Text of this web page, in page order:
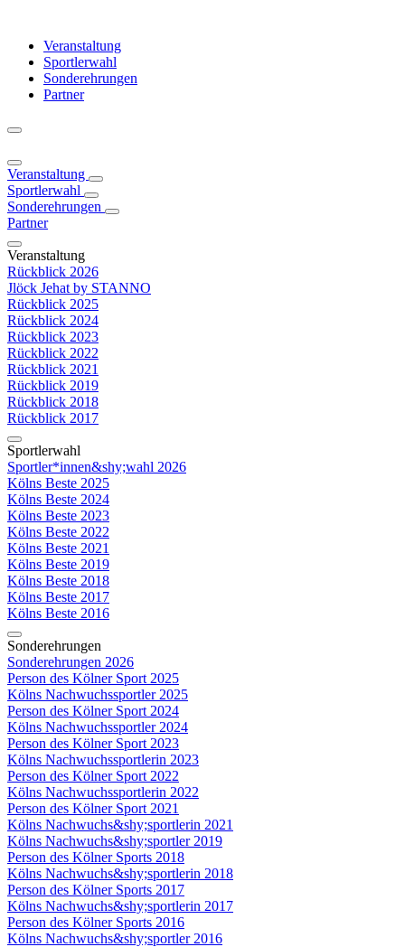
Veranstaltung
Sportlerwahl
Sonderehrungen
Partner
Veranstaltung
Sportlerwahl
Sonderehrungen
Partner
Veranstaltung
Rückblick 2026
Jlöck Jehat by STANNO
Rückblick 2025
Rückblick 2024
Rückblick 2023
Rückblick 2022
Rückblick 2021
Rückblick 2019
Rückblick 2018
Rückblick 2017
Sportlerwahl
Sportler*innen&shy;wahl 2026
Kölns Beste 2025
Kölns Beste 2024
Kölns Beste 2023
Kölns Beste 2022
Kölns Beste 2021
Kölns Beste 2019
Kölns Beste 2018
Kölns Beste 2017
Kölns Beste 2016
Sonderehrungen
Sonderehrungen 2026
Person des Kölner Sport 2025
Kölns Nachwuchssportler 2025
Person des Kölner Sport 2024
Kölns Nachwuchssportler 2024
Person des Kölner Sport 2023
Kölns Nachwuchssportlerin 2023
Person des Kölner Sport 2022
Kölns Nachwuchssportlerin 2022
Person des Kölner Sport 2021
Kölns Nachwuchs&shy;sportlerin 2021
Kölns Nachwuchs&shy;sportler 2019
Person des Kölner Sports 2018
Kölns Nachwuchs&shy;sportlerin 2018
Person des Kölner Sports 2017
Kölns Nachwuchs&shy;sportlerin 2017
Person des Kölner Sports 2016
Kölns Nachwuchs&shy;sportler 2016